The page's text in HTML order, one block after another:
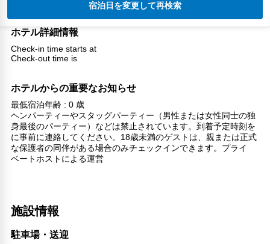
宿泊日を変更して再検索
ホテル詳細情報
Check-in time starts at
Check-out time is
ホテルからの重要なお知らせ
最低宿泊年齢 : 0 歳
ヘンパーティーやスタッグパーティー（男性または女性同士の独
身最後のパーティー）などは禁止されています。到着予定時刻を
に事前に連絡してください。18歳未満のゲストは、親または正式
な保護者の同伴がある場合のみチェックインできます。プライ
ベートホストによる運営
施設情報
駐車場・送迎